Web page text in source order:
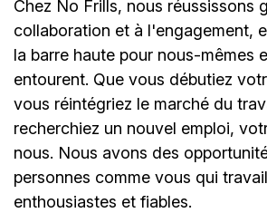
Chez No Frills, nous réussissons
collaboration et à l'engagement,
la barre haute pour nous-mêmes
entourent. Que vous débutiez
vous réintégriez le marché du
recherchiez un nouvel emploi,
nous. Nous avons des
personnes comme vous qui
enthousiastes et fiables.